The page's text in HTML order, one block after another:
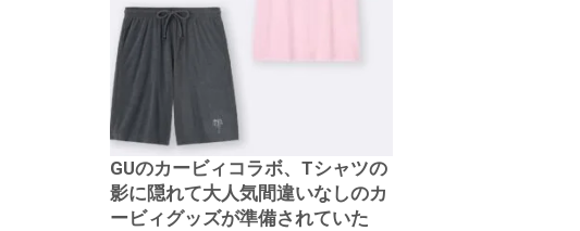
GUのカービィコラボ、Tシャツの
影に隠れて大人気間違いなしのカ
ービィグッズが準備されていた